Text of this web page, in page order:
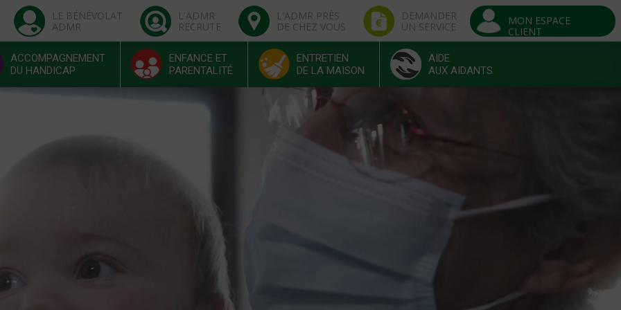
LE BÉNÉVOLAT
ADMR
L'ADMR
RECRUTE
L'ADMR PRÈS
DE CHEZ VOUS
DEMANDER
UN SERVICE
MON ESPACE
CLIENT
ACCOMPAGNEMENT
DU HANDICAP
ENFANCE ET
PARENTALITÉ
ENTRETIEN
DE LA MAISON
AIDE
AUX AIDANTS